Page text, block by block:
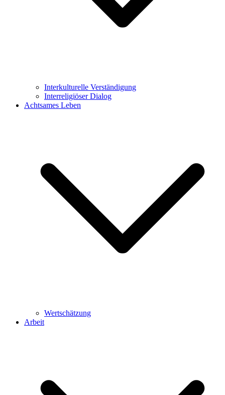
Interkulturelle Verständigung
Interreligiöser Dialog
Achtsames Leben
Wertschätzung
Arbeit